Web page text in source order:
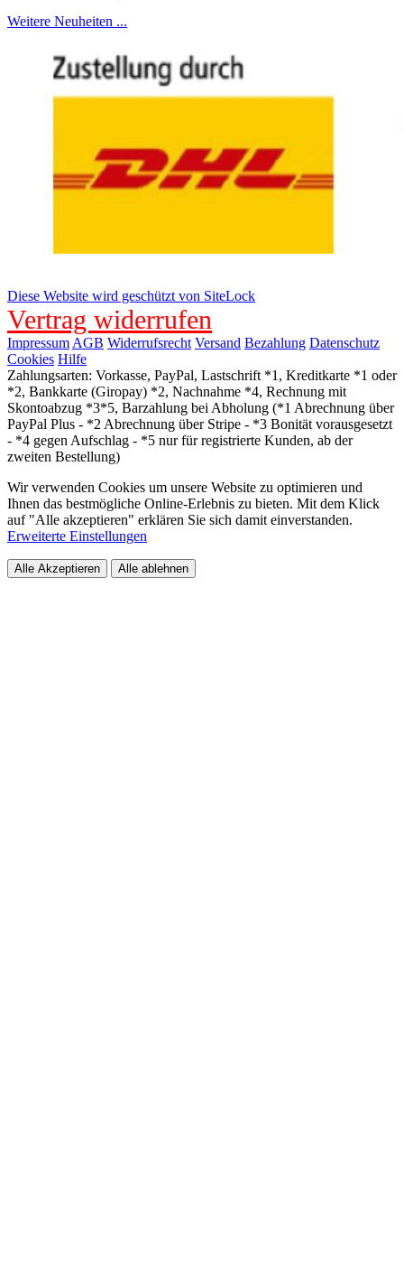
Weitere Neuheiten ...
Diese Website wird geschützt von SiteLock
Vertrag widerrufen
Impressum AGB Widerrufsrecht Versand Bezahlung Datenschutz
Cookies Hilfe
Zahlungsarten: Vorkasse, PayPal, Lastschrift *1, Kreditkarte *1 oder
*2, Bankkarte (Giropay) *2, Nachnahme *4, Rechnung mit
Skontoabzug *3*5, Barzahlung bei Abholung (*1 Abrechnung über
PayPal Plus - *2 Abrechnung über Stripe - *3 Bonität vorausgesetzt
- *4 gegen Aufschlag - *5 nur für registrierte Kunden, ab der
zweiten Bestellung)
Wir verwenden Cookies um unsere Website zu optimieren und
Ihnen das bestmögliche Online-Erlebnis zu bieten. Mit dem Klick
auf "Alle akzeptieren" erklären Sie sich damit einverstanden.
Erweiterte Einstellungen
Alle Akzeptieren Alle ablehnen